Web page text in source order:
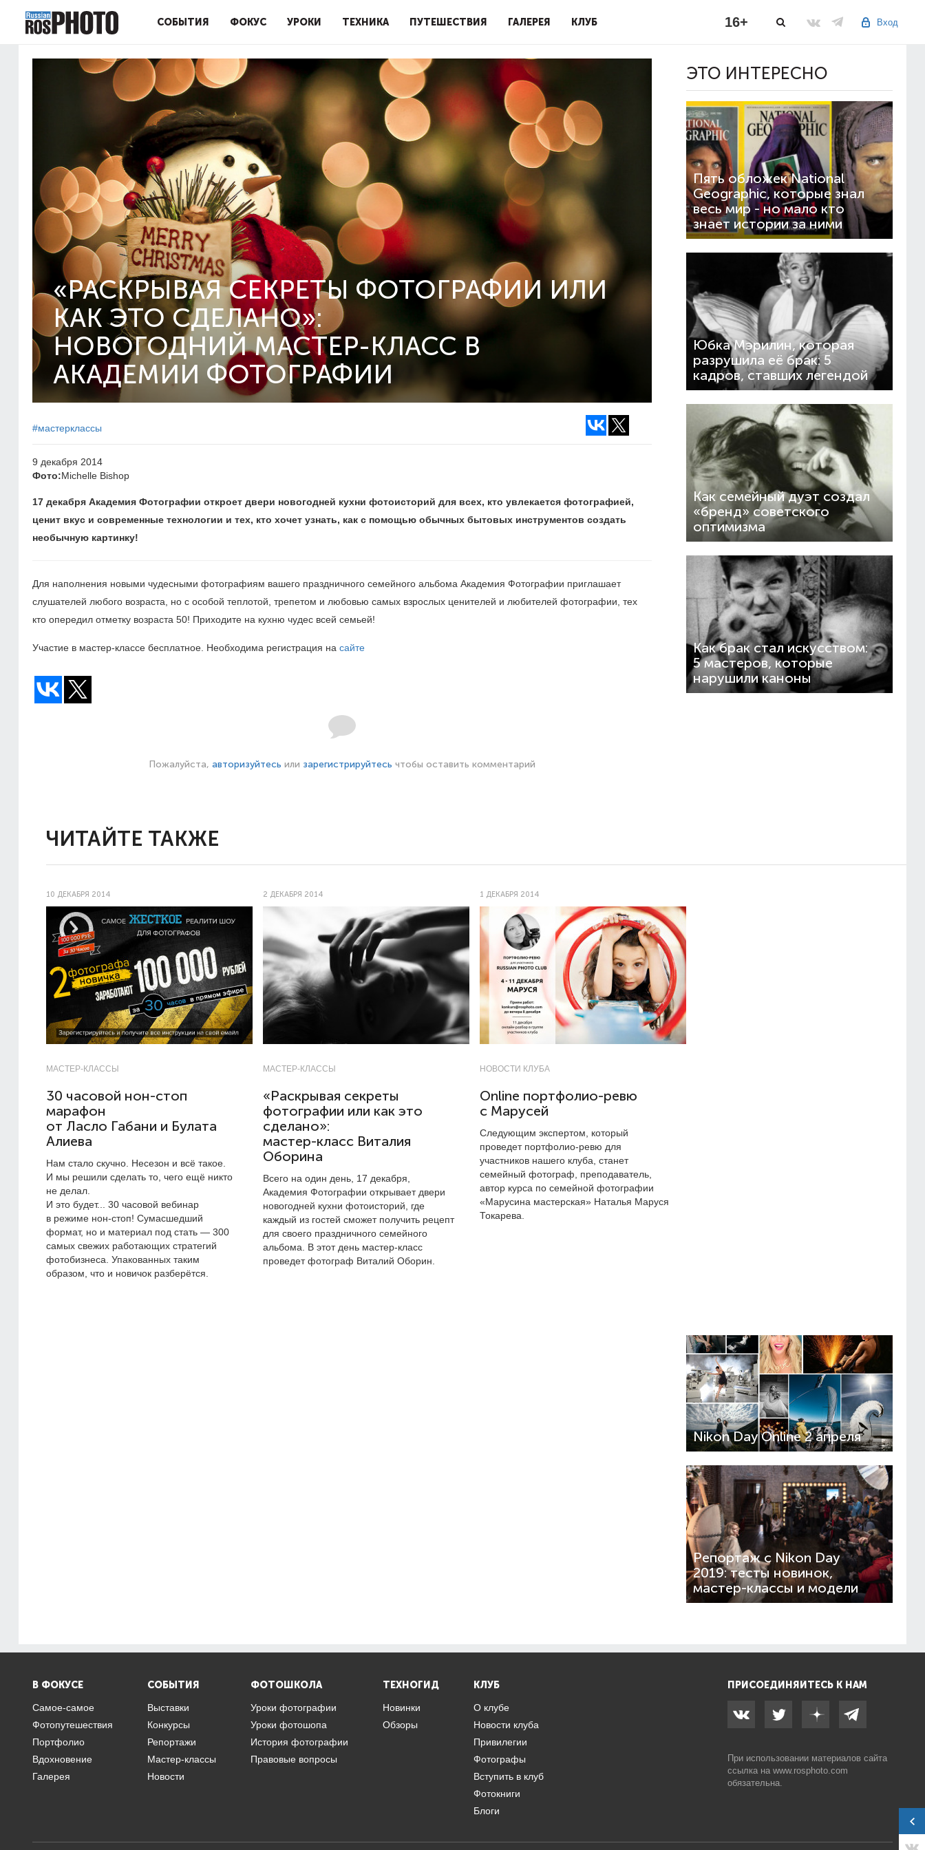
СОБЫТИЯ ФОКУС УРОКИ ТЕХНИКА ПУТЕШЕСТВИЯ ГАЛЕРЕЯ КЛУБ Вход
16+
«РАСКРЫВАЯ СЕКРЕТЫ ФОТОГРАФИИ ИЛИ
КАК ЭТО СДЕЛАНО»:
НОВОГОДНИЙ МАСТЕР-КЛАСС В
АКАДЕМИИ ФОТОГРАФИИ
#мастерклассы
9 декабря 2014
Фото:Michelle Bishop
17 декабря Академия Фотографии откроет двери новогодней кухни фотоисторий для всех, кто увлекается фотографией,
ценит вкус и современные технологии и тех, кто хочет узнать, как с помощью обычных бытовых инструментов создать
необычную картинку!
Для наполнения новыми чудесными фотографиям вашего праздничного семейного альбома Академия Фотографии приглашает
слушателей любого возраста, но с особой теплотой, трепетом и любовью самых взрослых ценителей и любителей фотографии, тех
кто опередил отметку возраста 50! Приходите на кухню чудес всей семьей!
Участие в мастер-классе бесплатное. Необходима регистрация на сайте
Пожалуйста, авторизуйтесь или зарегистрируйтесь чтобы оставить комментарий
ЧИТАЙТЕ ТАКЖЕ
10 ДЕКАБРЯ 2014
МАСТЕР-КЛАССЫ
30 часовой нон-стоп
марафон
от Ласло Габани и Булата
Алиева
Нам стало скучно. Несезон и всё такое.
И мы решили сделать то, чего ещё никто
не делал.
И это будет... 30 часовой вебинар
в режиме нон-стоп! Сумасшедший
формат, но и материал под стать — 300
самых свежих работающих стратегий
фотобизнеса. Упакованных таким
образом, что и новичок разберётся.
2 ДЕКАБРЯ 2014
МАСТЕР-КЛАССЫ
«Раскрывая секреты
фотографии или как это
сделано»:
мастер-класс Виталия
Оборина
Всего на один день, 17 декабря,
Академия Фотографии открывает двери
новогодней кухни фотоисторий, где
каждый из гостей сможет получить рецепт
для своего праздничного семейного
альбома. В этот день мастер-класс
проведет фотограф Виталий Оборин.
1 ДЕКАБРЯ 2014
НОВОСТИ КЛУБА
Online портфолио-ревю
с Марусей
Следующим экспертом, который
проведет портфолио-ревю для
участников нашего клуба, станет
семейный фотограф, преподаватель,
автор курса по семейной фотографии
«Марусина мастерская» Наталья Маруся
Токарева.
ЭТО ИНТЕРЕСНО
Пять обложек National
Geographic, которые знал
весь мир - но мало кто
знает истории за ними
Юбка Мэрилин, которая
разрушила её брак: 5
кадров, ставших легендой
Как семейный дуэт создал
«бренд» советского
оптимизма
Как брак стал искусством:
5 мастеров, которые
нарушили каноны
Nikon Day Online 2 апреля
Репортаж с Nikon Day
2019: тесты новинок,
мастер-классы и модели
В ФОКУСЕ
Самое-самое
Фотопутешествия
Портфолио
Вдохновение
Галерея
СОБЫТИЯ
Выставки
Конкурсы
Репортажи
Мастер-классы
Новости
ФОТОШКОЛА
Уроки фотографии
Уроки фотошопа
История фотографии
Правовые вопросы
ТЕХНОГИД
Новинки
Обзоры
КЛУБ
О клубе
Новости клуба
Привилегии
Фотографы
Вступить в клуб
Фотокниги
Блоги
ПРИСОЕДИНЯЙТЕСЬ К НАМ
При использовании материалов сайта
ссылка на www.rosphoto.com
обязательна.